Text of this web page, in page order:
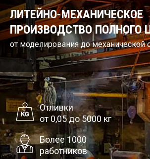
ЛИТЕЙНО-МЕХАНИЧЕСКОЕ
ПРОИЗВОДСТВО ПОЛНОГО
от моделирования до механической
Отливки
от 0,05 до 5000 кг
Более 1000
работников